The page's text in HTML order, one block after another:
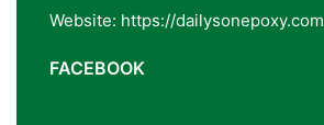
Website: https://dailysonepoxy.com
FACEBOOK